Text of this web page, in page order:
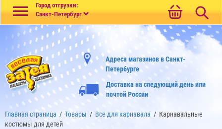
Город отгрузки:
Санкт-Петербург
Адреса магазинов в Санкт-
Петербурге
Доставка на следующий день или
почтой России
Главная страница / Товары / Все для карнавала / Карнавальные
костюмы для детей